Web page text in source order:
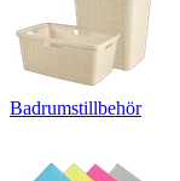
Badrumstillbehör